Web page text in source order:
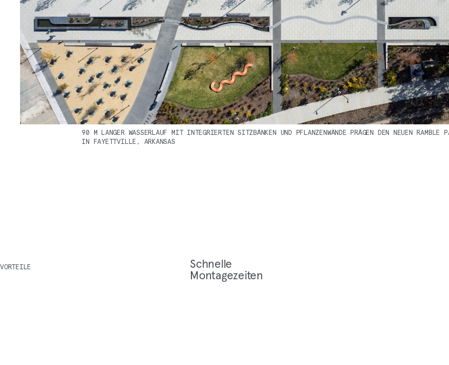
90 M LANGER WASSERLAUF MIT INTEGRIERTEN SITZBÄNKEN UND PFLANZENWÄNDE PRÄGEN DEN NEUEN RAMBLE
IN FAYETTVILLE, ARKANSAS
VORTEILE Schnel­le
Montagezeiten